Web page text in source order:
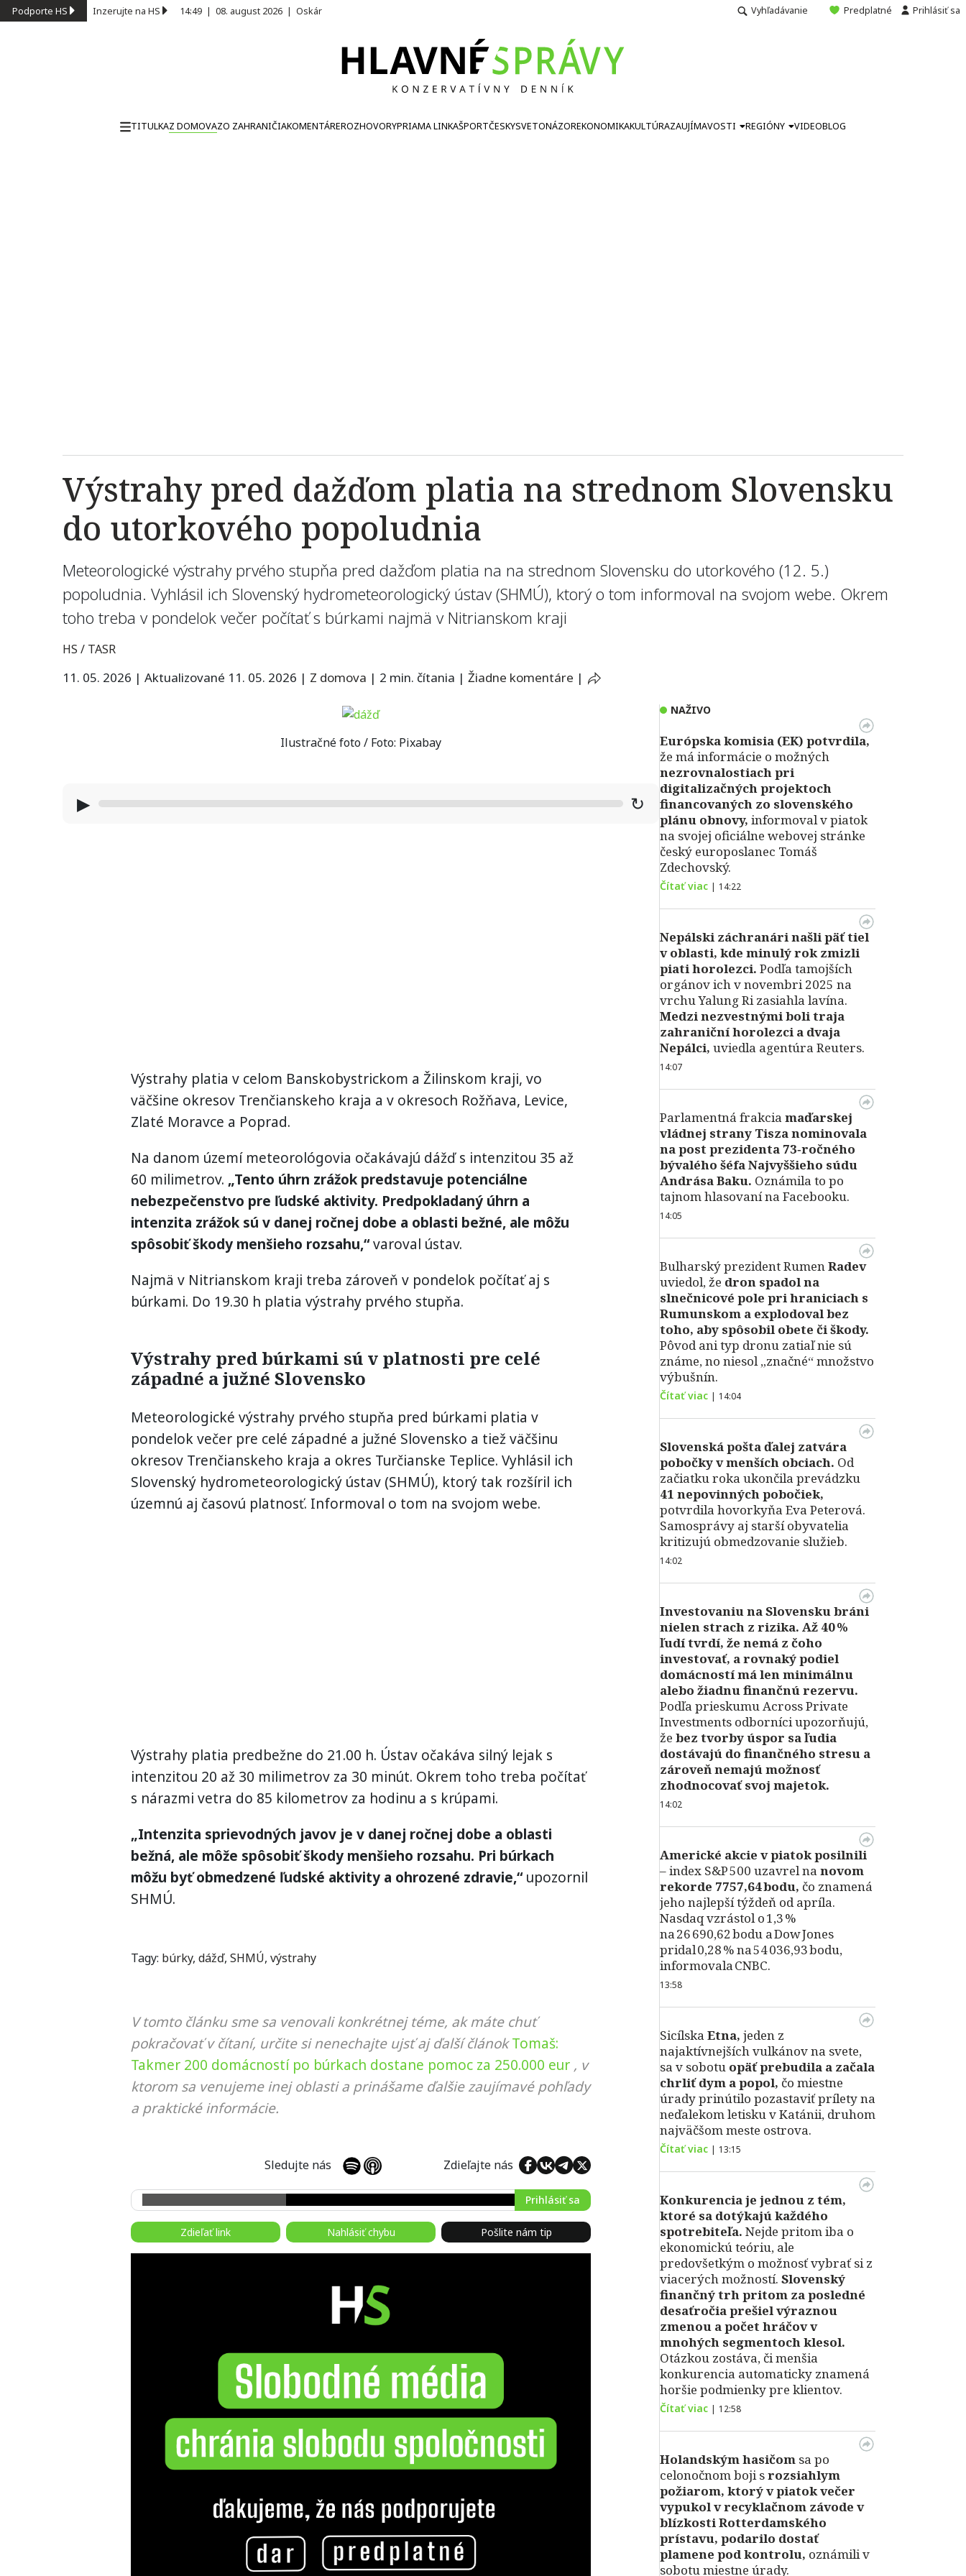
Podporte HS Inzerujte na HS 14:49 | 08. august 2026 | Oskár Vyhľadávanie Predplatné Prihlásiť sa
TITULKAZ DOMOVAZO ZAHRANIČIAKOMENTÁREROZHOVORYPRIAMA LINKAŠPORTČESKYSVETONÁZOREKONOMIKAKULTÚRAZAUJÍMAVOSTI REGIÓNY VIDEOBLOG
Výstrahy pred dažďom platia na strednom Slovensku
do utorkového popoludnia
Meteorologické výstrahy prvého stupňa pred dažďom platia na na strednom Slovensku do utorkového (12. 5.)
popoludnia. Vyhlásil ich Slovenský hydrometeorologický ústav (SHMÚ), ktorý o tom informoval na svojom webe. Okrem
toho treba v pondelok večer počítať s búrkami najmä v Nitrianskom kraji
HS / TASR
11. 05. 2026 | Aktualizované 11. 05. 2026 | Z domova | 2 min. čítania | Žiadne komentáre |
Ilustračné foto / Foto: Pixabay
▶ ↻
Výstrahy platia v celom Banskobystrickom a Žilinskom kraji, vo
väčšine okresov Trenčianskeho kraja a v okresoch Rožňava, Levice,
Zlaté Moravce a Poprad.
Na danom území meteorológovia očakávajú dážď s intenzitou 35 až
60 milimetrov. „Tento úhrn zrážok predstavuje potenciálne
nebezpečenstvo pre ľudské aktivity. Predpokladaný úhrn a
intenzita zrážok sú v danej ročnej dobe a oblasti bežné, ale môžu
spôsobiť škody menšieho rozsahu,“varoval ústav.
Najmä v Nitrianskom kraji treba zároveň v pondelok počítať aj s
búrkami. Do 19.30 h platia výstrahy prvého stupňa.
Výstrahy pred búrkami sú v platnosti pre celé
západné a južné Slovensko
Meteorologické výstrahy prvého stupňa pred búrkami platia v
pondelok večer pre celé západné a južné Slovensko a tiež väčšinu
okresov Trenčianskeho kraja a okres Turčianske Teplice. Vyhlásil ich
Slovenský hydrometeorologický ústav (SHMÚ), ktorý tak rozšíril ich
územnú aj časovú platnosť. Informoval o tom na svojom webe.
Výstrahy platia predbežne do 21.00 h. Ústav očakáva silný lejak s
intenzitou 20 až 30 milimetrov za 30 minút. Okrem toho treba počítať
s nárazmi vetra do 85 kilometrov za hodinu a s krúpami.
„Intenzita sprievodných javov je v danej ročnej dobe a oblasti
bežná, ale môže spôsobiť škody menšieho rozsahu. Pri búrkach
môžu byť obmedzené ľudské aktivity a ohrozené zdravie,“upozornil
SHMÚ.
Tagy: búrky, dážď, SHMÚ, výstrahy
V tomto článku sme sa venovali konkrétnej téme, ak máte chuť
pokračovať v čítaní, určite si nenechajte ujsť aj ďalší článok Tomaš:
Takmer 200 domácností po búrkach dostane pomoc za 250.000 eur , v
ktorom sa venujeme inej oblasti a prinášame ďalšie zaujímavé pohľady
a praktické informácie.
Sledujte nás Zdieľajte nás
Prihlásiť sa
Zdieľať link Nahlásiť chybu Pošlite nám tip
NAŽIVO
Európska komisia (EK) potvrdila,
že má informácie o možných
nezrovnalostiach pri
digitalizačných projektoch
financovaných zo slovenského
plánu obnovy, informoval v piatok
na svojej oficiálne webovej stránke
český europoslanec Tomáš
Zdechovský.
Čítať viac | 14:22
Nepálski záchranári našli päť tiel
v oblasti, kde minulý rok zmizli
piati horolezci. Podľa tamojších
orgánov ich v novembri 2025 na
vrchu Yalung Ri zasiahla lavína.
Medzi nezvestnými boli traja
zahraniční horolezci a dvaja
Nepálci, uviedla agentúra Reuters.
14:07
Parlamentná frakcia maďarskej
vládnej strany Tisza nominovala
na post prezidenta 73‑ročného
bývalého šéfa Najvyššieho súdu
Andrása Baku. Oznámila to po
tajnom hlasovaní na Facebooku.
14:05
Bulharský prezident RumenRadev
uviedol, že dron spadol na
slnečnicové pole pri hraniciach s
Rumunskom a explodoval bez
toho, aby spôsobil obete či škody.
Pôvod ani typ dronu zatiaľ nie sú
známe, no niesol „značné“ množstvo
výbušnín.
Čítať viac | 14:04
Slovenská pošta ďalej zatvára
pobočky v menších obciach. Od
začiatku roka ukončila prevádzku
41 nepovinných pobočiek,
potvrdila hovorkyňa Eva Peterová.
Samosprávy aj starší obyvatelia
kritizujú obmedzovanie služieb.
14:02
Investovaniu na Slovensku bráni
nielen strach z rizika. Až 40 %
ľudí tvrdí, že nemá z čoho
investovať, a rovnaký podiel
domácností má len minimálnu
alebo žiadnu finančnú rezervu.
Podľa prieskumu Across Private
Investments odborníci upozorňujú,
že bez tvorby úspor sa ľudia
dostávajú do finančného stresu a
zároveň nemajú možnosť
zhodnocovať svoj majetok.
14:02
Americké akcie v piatok posilnili
– index S&P 500 uzavrel na novom
rekorde 7757,64 bodu, čo znamená
jeho najlepší týždeň od apríla.
Nasdaq vzrástol o 1,3 %
na 26 690,62 bodu a Dow Jones
pridal 0,28 % na 54 036,93 bodu,
informovala CNBC.
13:58
Sicílska Etna, jeden z
najaktívnejších vulkánov na svete,
sa v sobotu opäť prebudila a začala
chrliť dym a popol, čo miestne
úrady prinútilo pozastaviť prílety na
neďalekom letisku v Katánii, druhom
najväčšom meste ostrova.
Čítať viac | 13:15
Konkurencia je jednou z tém,
ktoré sa dotýkajú každého
spotrebiteľa. Nejde pritom iba o
ekonomickú teóriu, ale
predovšetkým o možnosť vybrať si z
viacerých možností. Slovenský
finančný trh pritom za posledné
desaťročia prešiel výraznou
zmenou a počet hráčov v
mnohých segmentoch klesol.
Otázkou zostáva, či menšia
konkurencia automaticky znamená
horšie podmienky pre klientov.
Čítať viac | 12:58
Holandským hasičom sa po
celonočnom boji srozsiahlym
požiarom, ktorý v piatok večer
vypukol v recyklačnom závode v
blízkosti Rotterdamského
prístavu, podarilo dostať
plamene pod kontrolu, oznámili v
sobotu miestne úrady.